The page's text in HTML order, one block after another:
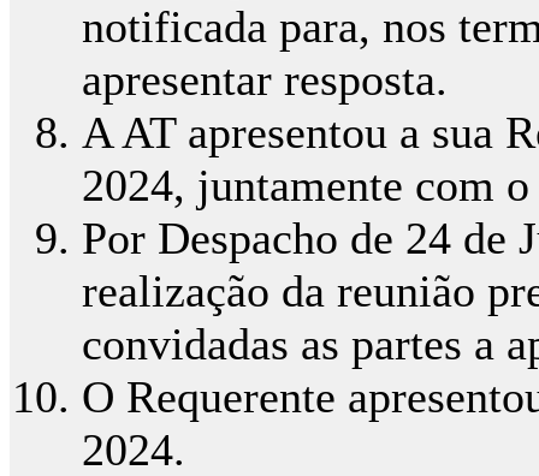
notificada para, nos
apresentar resposta.
A AT apresentou a sua
2024, juntamente com
Por Despacho de 24 de
realização da reunião
convidadas as partes a
O Requerente
2024.